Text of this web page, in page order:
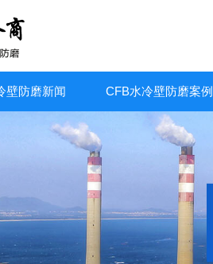
壁防磨新闻 CFB水冷壁防磨案例